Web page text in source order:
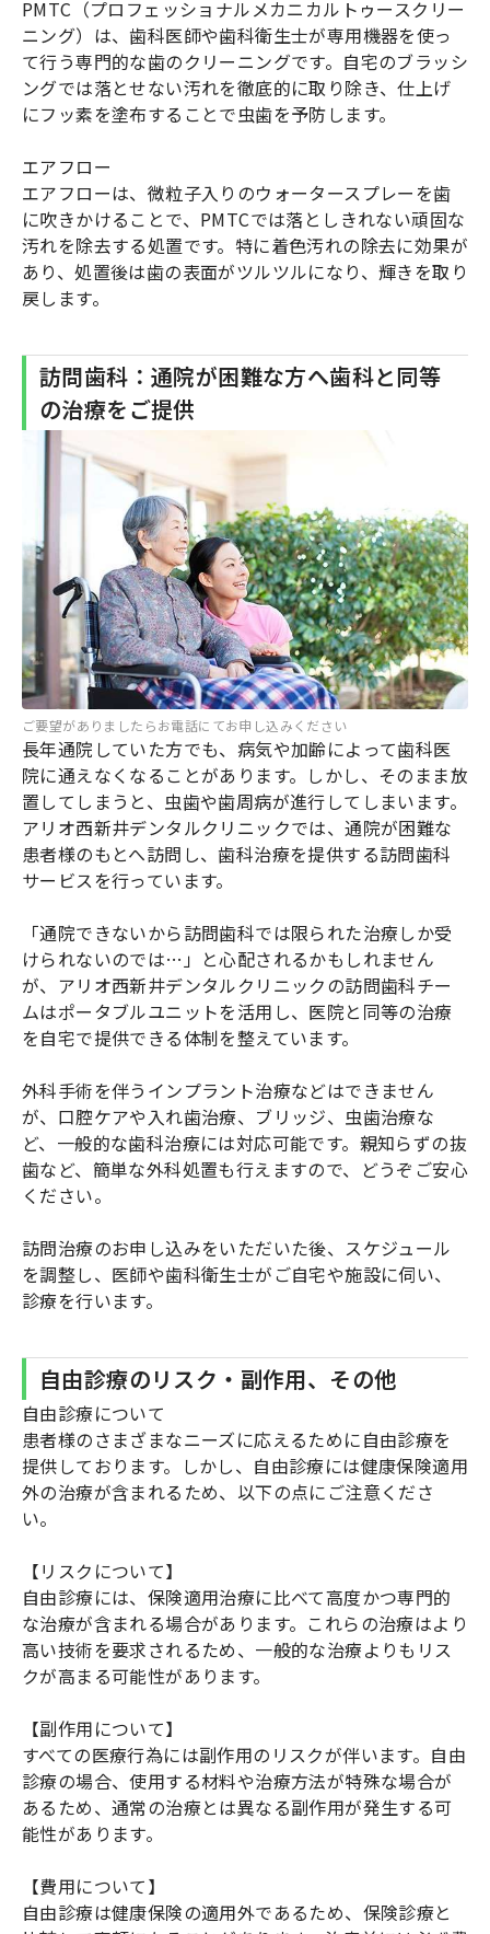
PMTC（プロフェッショナルメカニカルトゥースクリー
ニング）は、歯科医師や歯科衛生士が専用機器を使っ
て行う専門的な歯のクリーニングです。自宅のブラッシ
ングでは落とせない汚れを徹底的に取り除き、仕上げ
にフッ素を塗布することで虫歯を予防します。
エアフロー
エアフローは、微粒子入りのウォータースプレーを歯
に吹きかけることで、PMTCでは落としきれない頑固な
汚れを除去する処置です。特に着色汚れの除去に効果が
あり、処置後は歯の表面がツルツルになり、輝きを取り
戻します。
訪問歯科：通院が困難な方へ歯科と同等
の治療をご提供
ご要望がありましたらお電話にてお申し込みください
長年通院していた方でも、病気や加齢によって歯科医
院に通えなくなることがあります。しかし、そのまま放
置してしまうと、虫歯や歯周病が進行してしまいます。
アリオ西新井デンタルクリニックでは、通院が困難な
患者様のもとへ訪問し、歯科治療を提供する訪問歯科
サービスを行っています。
「通院できないから訪問歯科では限られた治療しか受
けられないのでは…」と心配されるかもしれません
が、アリオ西新井デンタルクリニックの訪問歯科チー
ムはポータブルユニットを活用し、医院と同等の治療
を自宅で提供できる体制を整えています。
外科手術を伴うインプラント治療などはできません
が、口腔ケアや入れ歯治療、ブリッジ、虫歯治療な
ど、一般的な歯科治療には対応可能です。親知らずの抜
歯など、簡単な外科処置も行えますので、どうぞご安心
ください。
訪問治療のお申し込みをいただいた後、スケジュール
を調整し、医師や歯科衛生士がご自宅や施設に伺い、
診療を行います。
自由診療のリスク・副作用、その他
自由診療について
患者様のさまざまなニーズに応えるために自由診療を
提供しております。しかし、自由診療には健康保険適用
外の治療が含まれるため、以下の点にご注意くださ
い。
【リスクについて】
自由診療には、保険適用治療に比べて高度かつ専門的
な治療が含まれる場合があります。これらの治療はより
高い技術を要求されるため、一般的な治療よりもリス
クが高まる可能性があります。
【副作用について】
すべての医療行為には副作用のリスクが伴います。自由
診療の場合、使用する材料や治療方法が特殊な場合が
あるため、通常の治療とは異なる副作用が発生する可
能性があります。
【費用について】
自由診療は健康保険の適用外であるため、保険診療と